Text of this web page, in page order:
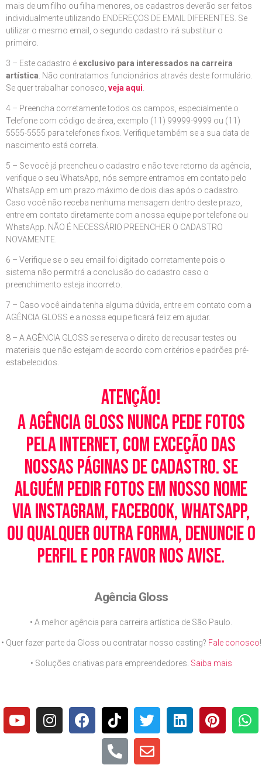
mais de um filho ou filha menores, os cadastros deverão ser feitos
individualmente utilizando ENDEREÇOS DE EMAIL DIFERENTES. Se
utilizar o mesmo email, o segundo cadastro irá substituir o
primeiro.
3 – Este cadastro é exclusivo para interessados na carreira
artística . Não contratamos funcionários através deste formulário.
Se quer trabalhar conosco, veja aqui
4 – Preencha corretamente todos os campos, especialmente o
Telefone com código de área, exemplo (11) 99999-9999 ou (11)
5555-5555 para telefones fixos. Verifique também se a sua data de
nascimento está correta.
5 – Se você já preencheu o cadastro e não teve retorno da agência,
verifique o seu WhatsApp, nós sempre entramos em contato pelo
WhatsApp em um prazo máximo de dois dias após o cadastro.
Caso você não receba nenhuma mensagem dentro deste prazo,
entre em contato diretamente com a nossa equipe por telefone ou
WhatsApp. NÃO É NECESSÁRIO PREENCHER O CADASTRO
NOVAMENTE.
6 – Verifique se o seu email foi digitado corretamente pois o
sistema não permitrá a conclusão do cadastro caso o
preenchimento esteja incorreto.
7 – Caso você ainda tenha alguma dúvida, entre em contato com a
AGÊNCIA GLOSS e a nossa equipe ficará feliz em ajudar.
8 – A AGÊNCIA GLOSS se reserva o direito de recusar testes ou
materiais que não estejam de acordo com critérios e padrões pré-
estabelecidos.
Atenção!
A Agência Gloss nunca pede fotos
pela Internet, com exceção das
nossas páginas de cadastro. Se
alguém pedir fotos em nosso nome
via Instagram, Facebook, WhatsApp,
ou qualquer outra forma, denuncie o
perfil e por favor nos avise.
Agência Gloss
• A melhor agência para carreira artística de São Paulo.
• Quer fazer parte da Gloss ou contratar nosso casting? Fale conosco!
• Soluções criativas para empreendedores. Saiba mais